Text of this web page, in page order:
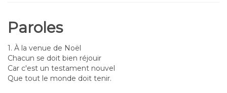
Paroles
1. À la venue de Noël
Chacun se doit bien réjouir
Car c'est un testament nouvel
Que tout le monde doit tenir.